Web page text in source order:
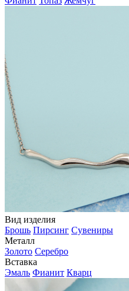
Вид изделия
Брошь Пирсинг Сувениры
Металл
Золото Серебро
Вставка
Эмаль Фианит Кварц